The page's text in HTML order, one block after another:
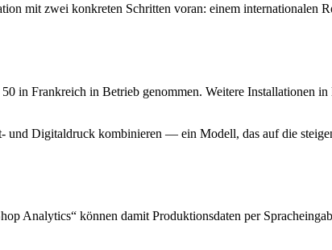
mit zwei konkreten Schritten voran: einem internationalen
in Frankreich in Betrieb genommen. Weitere Installationen
und Digitaldruck kombinieren — ein Modell, das auf die
Analytics“ können damit Produktionsdaten per